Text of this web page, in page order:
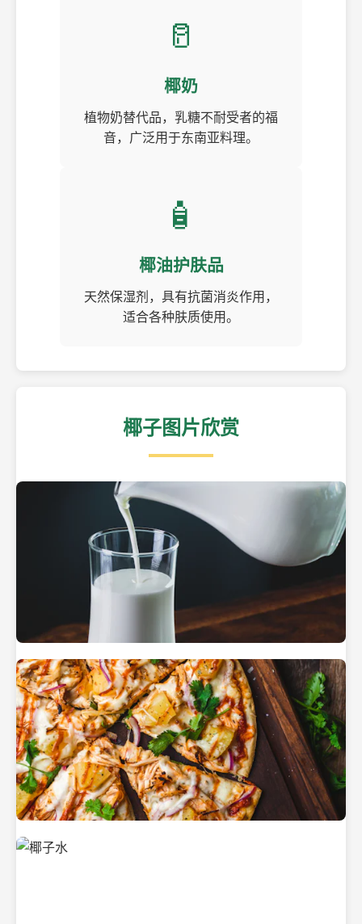
🥛
椰奶
植物奶替代品，乳糖不耐受者的福
音，广泛用于东南亚料理。
🧴
椰油护肤品
天然保湿剂，具有抗菌消炎作用，
适合各种肤质使用。
椰子图片欣赏
热带海滩上的椰子树
新鲜采摘的椰子